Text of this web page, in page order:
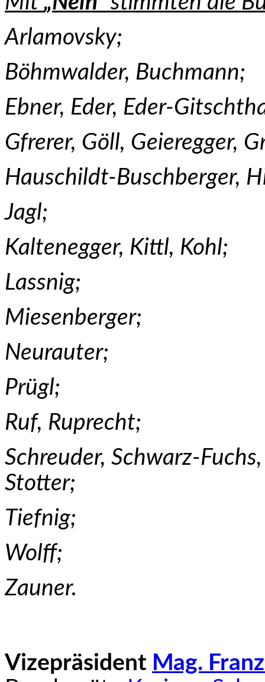
Arlamovsky;
Böhmwalder, Buchmann;
Ebner, Eder, Eder-
Gfrerer, Göll, Geieregger,
Hauschildt-Buschberger,
Jagl;
Kaltenegger, Kittl, Kohl;
Lassnig;
Miesenberger;
Neurauter;
Prügl;
Ruf, Ruprecht;
Schreuder, Schwarz-
Stotter;
Tiefnig;
Wolff;
Zauner.
Vizepräsident Mag.